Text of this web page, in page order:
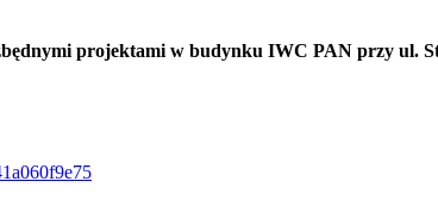
projektami w budynku IWC PAN przy ul.